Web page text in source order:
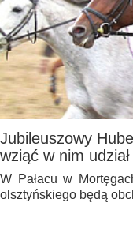
Jubileuszowy
wziąć w nim udział
W Pałacu w
olsztyńskiego będą